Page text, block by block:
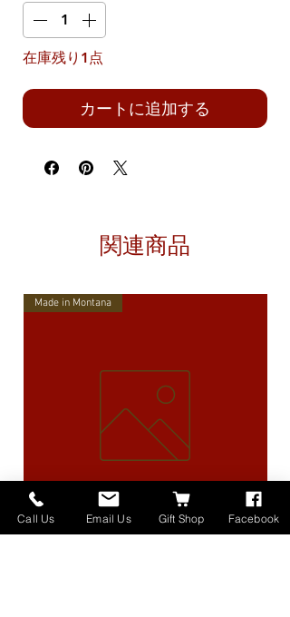
在庫残り1点
カートに追加する
関連商品
Made in Montana
Call Us Email Us Gift Shop Facebook